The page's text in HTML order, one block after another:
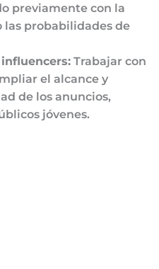
previamente con la
probabilidades de
Trabajar con
el alcance y
de los anuncios,
jóvenes.